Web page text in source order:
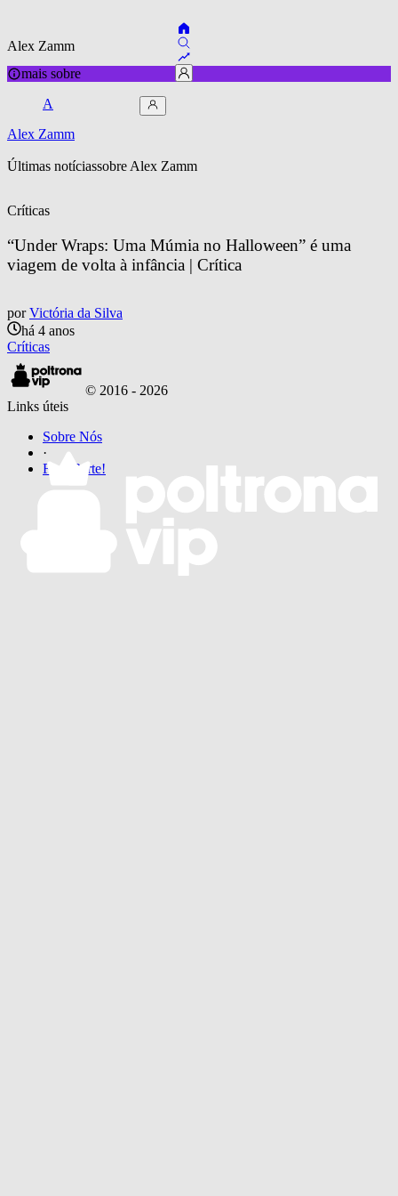
Alex Zamm
mais sobre
A
Alex Zamm
Últimas notíciassobre Alex Zamm
Críticas
“Under Wraps: Uma Múmia no Halloween” é uma
viagem de volta à infância | Crítica
por Victória da Silva
há 4 anos
Críticas
© 2016 - 2026
Links úteis
Sobre Nós
·
Faça Parte!